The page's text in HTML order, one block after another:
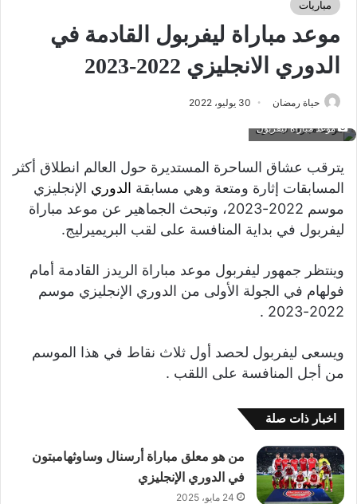
مباريات
موعد مباراة ليفربول القادمة في
الدوري الانجليزي 2022-2023
حياة رمضان 30 يوليو، 2022
موعد مباراة ليفربول
يترقب عشاق الساحرة المستديرة حول العالم انطلاق أكثر
المسابقات إثارة ومتعة وهي مسابقة الدوري الإنجليزي
موسم 2022-2023، وتبحث الجماهير عن موعد مباراة
ليفربول في بداية المنافسة على لقب البريميرليج.
وينتظر جمهور ليفربول موعد مباراة الريدز القادمة أمام
فولهام في الجولة الأولى من الدوري الإنجليزي موسم
2022-2023 .
ويسعى ليفربول لحصد أول ثلاث نقاط في هذا الموسم
من أجل المنافسة على اللقب .
اخبار ذات صلة
من هو معلق مباراة أرسنال وساوثهامبتون
في الدوري الإنجليزي
24 مايو، 2025